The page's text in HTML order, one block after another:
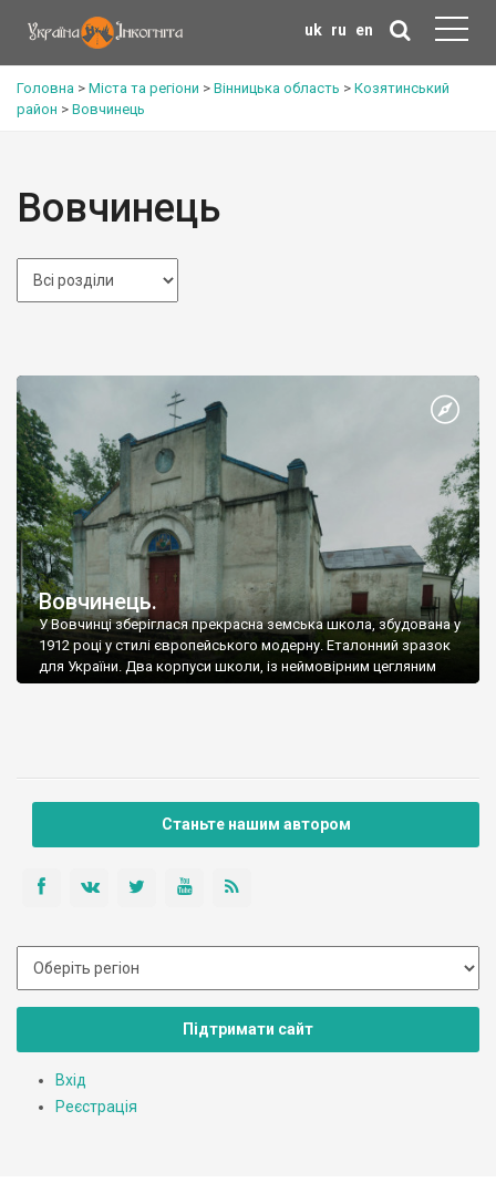
uk ru en
Головна > Міста та регіони > Вінницька область > Козятинський
район > Вовчинець
Вовчинець
Вовчинець.
У Вовчинці зберіглася прекрасна земська школа, збудована у
1912 році у стилі європейського модерну. Еталонний зразок
для України. Два корпуси школи, із неймовірним цегляним
декором.
Станьте нашим автором
Підтримати сайт
Вхід
Реєстрація